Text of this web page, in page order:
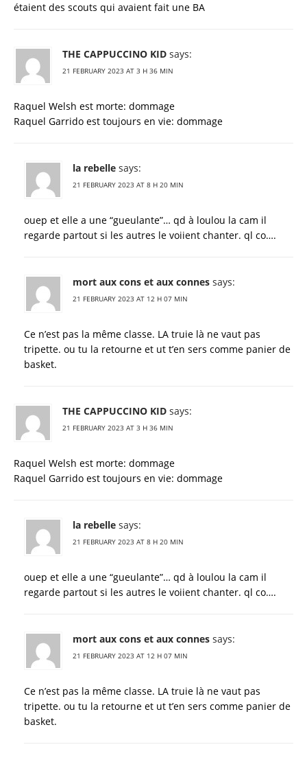
étaient des scouts qui avaient fait une BA
THE CAPPUCCINO KID says:
21 FEBRUARY 2023 AT 3 H 36 MIN
Raquel Welsh est morte: dommage
Raquel Garrido est toujours en vie: dommage
la rebelle says:
21 FEBRUARY 2023 AT 8 H 20 MIN
ouep et elle a une “gueulante”… qd à loulou la cam il
regarde partout si les autres le voiient chanter. ql co….
mort aux cons et aux connes says:
21 FEBRUARY 2023 AT 12 H 07 MIN
Ce n’est pas la même classe. LA truie là ne vaut pas
tripette. ou tu la retourne et ut t’en sers comme panier de
basket.
THE CAPPUCCINO KID says:
21 FEBRUARY 2023 AT 3 H 36 MIN
Raquel Welsh est morte: dommage
Raquel Garrido est toujours en vie: dommage
la rebelle says:
21 FEBRUARY 2023 AT 8 H 20 MIN
ouep et elle a une “gueulante”… qd à loulou la cam il
regarde partout si les autres le voiient chanter. ql co….
mort aux cons et aux connes says:
21 FEBRUARY 2023 AT 12 H 07 MIN
Ce n’est pas la même classe. LA truie là ne vaut pas
tripette. ou tu la retourne et ut t’en sers comme panier de
basket.